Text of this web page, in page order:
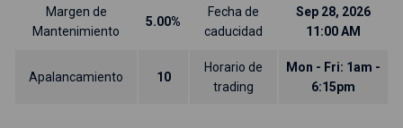
Margen de
Mantenimiento
5.00%
Fecha de
caducidad
Sep 28, 2026
11:00 AM
Apalancamiento 10
Horario de
trading
Mon - Fri: 1am -
6:15pm